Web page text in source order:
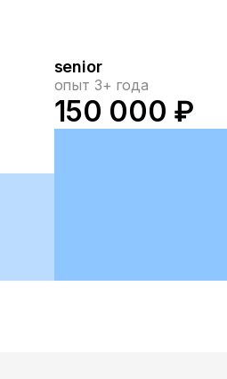
senior
опыт 3+ года
150 000 ₽